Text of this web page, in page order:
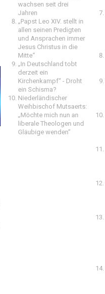
wachsen seit drei
Jahren
„Papst Leo XIV. stellt in
allen seinen Predigten
und Ansprachen immer
Jesus Christus in die
Mitte“
„In Deutschland tobt
derzeit ein
Kirchenkampf“ - Droht
ein Schisma?
Niederländischer
Weihbischof Mutsaerts:
„Möchte mich nun an
liberale Theologen und
Gläubige wenden“